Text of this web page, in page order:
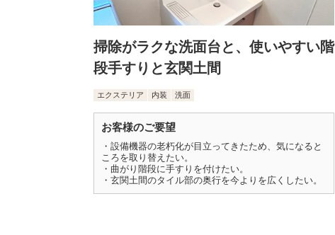
掃除がラクな洗面台と、使いやすい階
段手すりと玄関土間
エクステリア 内装 洗面
お客様のご要望
・設備機器の老朽化が目立ってきたため、気になると
ころを取り替えたい。
・曲がり階段に手すりを付けたい。
・玄関土間のタイル部の奥行を今よりを広くしたい。